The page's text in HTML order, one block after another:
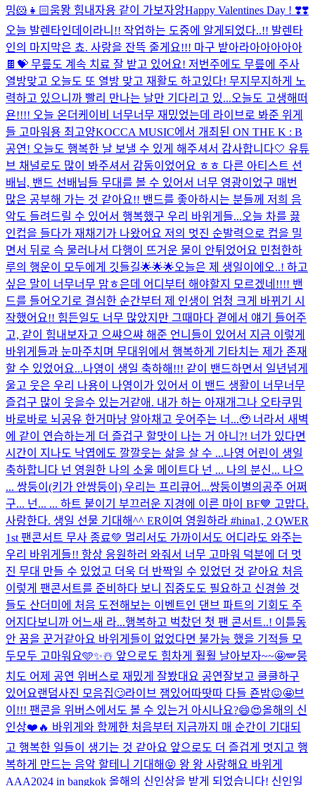
밍🐹👧🏻움뫙 힘내자용 같이 가보자앙Happy Valentines Day ! ❣️❣️
오늘 발렌타인데이라니!! 작업하는 도중에 알게되었다..!! 발렌타
인의 마지막은 쵸. 사랑을 잔뜩 줄게요!!! 마구 받아라아아아아아
🍫💝 무릎도 계속 치료 잘 받고 있어요! 저번주에도 무릎에 주사
열방맞고 오늘도 또 열방 맞고 재활도 하고있다! 무지무지하게 노
력하고 있으니까 빨리 만나는 날만 기다리고 있...오늘도 고생해떠
욘!!!! 오늘 온더케이비 너무너무 재밌었는데 라이브로 봐준 위게
들 고마워용 최고양KOCCA MUSIC에서 개최된 ON THE K : B
공연! 오늘도 행복한 날 보낼 수 있게 해주셔서 감사합니다🤍 유튜
브 채널로도 많이 봐주셔서 감동이었어요 ㅎㅎ 다른 아티스트 선
배님, 밴드 선배님들 무대를 볼 수 있어서 너무 영광이었구 매번
많은 공부해 가는 것 같아요!! 밴드를 좋아하시는 분들께 저희 음
악도 들려드릴 수 있어서 행복했구 우리 바위게들...오늘 차를 끓
인컵을 들다가 재채기가 나왔어요 저의 멋진 순발력으로 컵을 밀
면서 뒤로 슥 물러나서 다행이 뜨거운 물이 안튀었어요 민첩한하
루의 행운이 모두에게 깃들길🌟🌟🌟오늘은 제 생일이에오..! 하고
싶은 말이 너무너무 맘ㅎ은데 어디부터 해야할지 모르겠네!!!! 밴
드를 들어오기로 결심한 순간부터 제 인생이 엄청 크게 바뀌기 시
작했어요!! 힘든일도 너무 많았지만 그때마다 곁에서 얘기 들어주
고, 같이 힘내보자고 으쌰으쌰 해준 언니들이 있어서 지금 이렇게
바위게들과 눈마주치며 무대위에서 행복하게 기타치는 제가 존재
할 수 있었어요...나영이 생일 축하해!!! 같이 밴드하면서 일년넘게
울고 웃은 우리 나용이 나영이가 있어서 이 밴드 생활이 너무너무
즐겁구 많이 웃을수 있는거같애. 내가 하는 아재개그나 오타쿠밈
바로바로 뇌공유 한거마냥 알아채고 웃어주는 너...🥹 너라서 새벽
에 같이 연습하는게 더 즐겁구 할맛이 나는 거 아니?! 너가 있다면
시간이 지나도 낙엽에도 깔깔웃는 삶을 살 수 ...나영 어린이 생일
축하합니다 넌 영원한 나의 소울 메이트다 넌 ... 나의 분신... 나으
... 쌍둥이(키가 안쌍둥이) 우리는 프리큐어...쌍둥이별의공주 어쩌
구... 넌... ... 하트 붙이기 부끄러운 지경에 이른 마이 BF💙 고맙다.
사랑한다. 생일 선물 기대해^^ ER이여 영원하라 #hina1, 2 QWER
1st 팬콘서트 무사 종료💚 멀리서도 가까이서도 어디라도 와주는
우리 바위게들!! 항상 응원하러 와줘서 너무 고마워 덕분에 더 멋
진 무대 만들 수 있었고 더욱 더 반짝일 수 있었던 것 같아요 처음
이렇게 팬콘서트를 준비하다 보니 집중도도 필요하고 신경쓸 것
들도 산더미에 처음 도전해보는 이벤트인 댄브 파트의 기회도 주
어지다보니까 어느새 라...행복하고 벅찼던 첫 팬 콘서트..! 이틀동
안 꿈을 꾼거같아요 바위게들이 없었다면 불가능 했을 기적들 모
두모두 고마워요🩵✨☃️ 앞으로도 힘차게 훨훨 날아보자~~🤩🪽뭉
치도 어제 공연 위버스로 재밌게 잘봤대요 공연잘보고 쿨쿨하구
있어요랜덤사진 모음집🙄라이브 잼있어따땃따 다들 죤밤😖🤩브
이!!! 팬콘을 위버스에서도 볼 수 있는거 아시나요?😄😍올해의 신
인상❤️🔥 바위게와 함께한 처음부터 지금까지 매 순간이 기대되
고 행복한 일들이 생기는 것 같아요 앞으로도 더 즐겁게 멋지고 행
복하게 만드는 음악 할테니 기대해😝 왕 왕 사랑해요 바위게
AAA2024 in bangkok 올해의 신인상을 받게 되었습니다! 신인일